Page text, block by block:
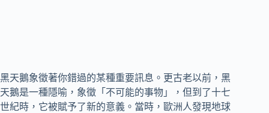
黑天鵝象徵著你錯過的某種重要訊息。更古老以前，黑
天鵝是一種隱喻，象徵「不可能的事物」，但到了十七
世紀時，它被賦予了新的意義。當時，歐洲人發現地球